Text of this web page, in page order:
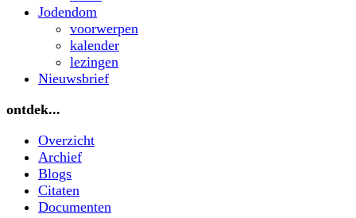
Jodendom
voorwerpen
kalender
lezingen
Nieuwsbrief
ontdek...
Overzicht
Archief
Blogs
Citaten
Documenten